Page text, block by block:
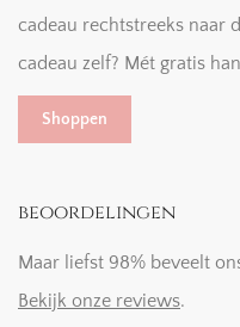
cadeau rechtstreeks naar
cadeau zelf? Mét gratis
Shoppen
beoordelingen
Maar liefst 98% beveelt
Bekijk onze reviews.